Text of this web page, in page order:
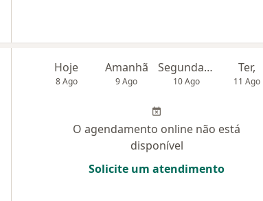
Hoje
8 Ago
Amanhã
9 Ago
Segunda-feira
10 Ago
Ter,
11 Ago
O agendamento online não está
disponível
Solicite um atendimento